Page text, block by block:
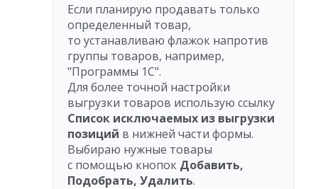
Если планирую продавать только
определенный товар,
то устанавливаю флажок напротив
группы товаров, например,
"Программы 1С".
Для более точной настройки
выгрузки товаров использую ссылку
Список исключаемых из выгрузки
позиций в нижней части формы.
Выбираю нужные товары
с помощью кнопок Добавить,
Подобрать, Удалить.